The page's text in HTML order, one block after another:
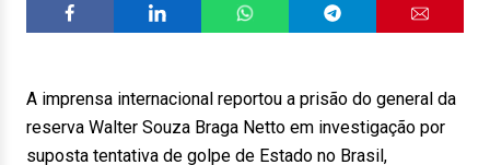
A imprensa internacional reportou a prisão do general da
reserva Walter Souza Braga Netto em investigação por
suposta tentativa de golpe de Estado no Brasil,